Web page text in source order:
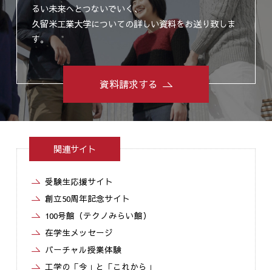
るい未来へとつないでいく、
久留米工業大学についての詳しい資料をお送り致しま
す。
資料請求する
関連サイト
受験生応援サイト
創立50周年記念サイト
100号館（テクノみらい館）
在学生メッセージ
バーチャル授業体験
工学の「今」と「これから」